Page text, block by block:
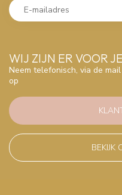
WIJ ZIJN ER VOOR JE
Neem telefonisch, via de
op
BEKIJK